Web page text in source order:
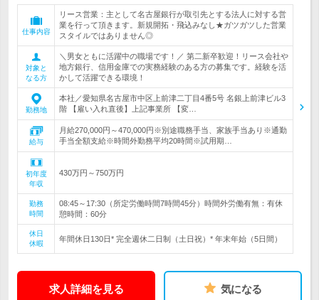
仕事内容
リース営業：主として名古屋銀行が取引先とする法人に対する営
業を行って頂きます。新規開拓・飛込みなし★ガツガツした営業
スタイルではありません◎
対象と
なる方
＼男女ともに活躍中の職場です！／ 第二新卒歓迎！リース会社や
地方銀行、信用金庫での実務経験のある方の募集です。経験を活
かして活躍できる環境！
勤務地
本社／愛知県名古屋市中区上前津二丁目4番5号 名銀上前津ビル3
階 【雇い入れ直後】上記事業所 【変…
給与
月給270,000円～470,000円※別途職務手当、家族手当あり※通勤
手当全額支給※時間外勤務平均20時間※試用期…
初年度
年収
430万円～750万円
勤務
時間
08:45～17:30（所定労働時間7時間45分）時間外労働有無：有休
憩時間：60分
休日
休暇
年間休日130日* 完全週休二日制（土日祝）* 年末年始（5日間）
求人詳細を見る 気になる